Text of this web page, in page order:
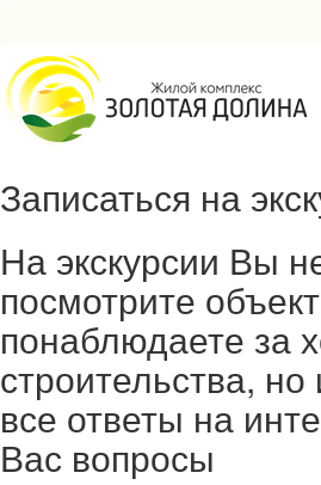
Записаться на
На экскурсии Вы
посмотрите
понаблюдаете за
строительства, но
все ответы на
Вас вопросы